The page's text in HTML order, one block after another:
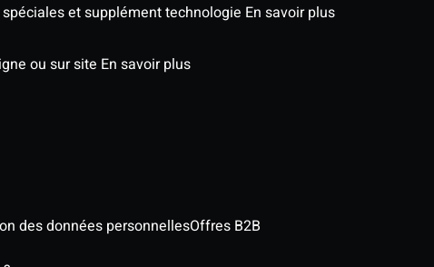
et supplément technologie En savoir plus
ou sur site En savoir plus
des données personnellesOffres B2B